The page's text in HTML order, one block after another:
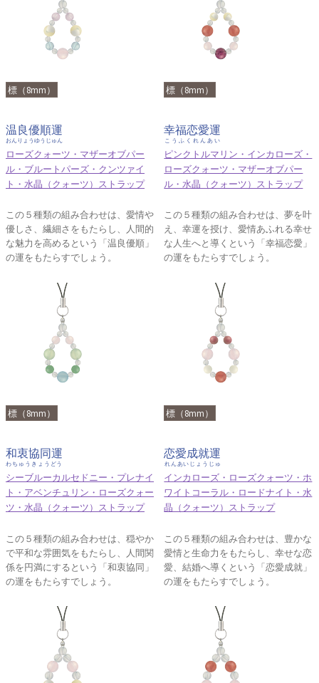
標（8mm）
温良優順運
おんりょうゆうじゅん
ローズクォーツ・マザーオブパー
ル・ブルートパーズ・クンツァイ
ト・水晶（クォーツ）ストラップ
この５種類の組み合わせは、愛情や
優しさ、繊細さをもたらし、人間的
な魅力を高めるという「温良優順」
の運をもたらすでしょう。
標（8mm）
幸福恋愛運
こうふくれんあい
ピンクトルマリン・インカローズ・
ローズクォーツ・マザーオブパー
ル・水晶（クォーツ）ストラップ
この５種類の組み合わせは、夢を叶
え、幸運を授け、愛情あふれる幸せ
な人生へと導くという「幸福恋愛」
の運をもたらすでしょう。
標（8mm）
和衷協同運
わちゅうきょうどう
シーブルーカルセドニー・プレナイ
ト・アベンチュリン・ローズクォー
ツ・水晶（クォーツ）ストラップ
この５種類の組み合わせは、穏やか
で平和な雰囲気をもたらし、人間関
係を円満にするという「和衷協同」
の運をもたらすでしょう。
標（8mm）
恋愛成就運
れんあいじょうじゅ
インカローズ・ローズクォーツ・ホ
ワイトコーラル・ロードナイト・水
晶（クォーツ）ストラップ
この５種類の組み合わせは、豊かな
愛情と生命力をもたらし、幸せな恋
愛、結婚へ導くという「恋愛成就」
の運をもたらすでしょう。